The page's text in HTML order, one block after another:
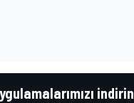
indirin